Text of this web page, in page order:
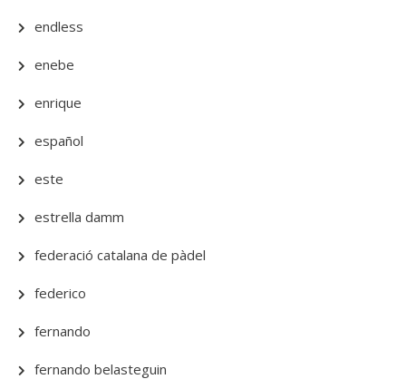
endless
enebe
enrique
español
este
estrella damm
federació catalana de pàdel
federico
fernando
fernando belasteguin